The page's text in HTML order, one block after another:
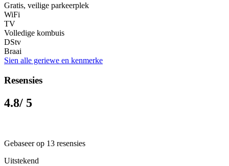
Gratis, veilige parkeerplek
WiFi
TV
Volledige kombuis
DStv
Braai
Sien alle geriewe en kenmerke
Resensies
4.8/ 5
Gebaseer op 13 resensies
Uitstekend